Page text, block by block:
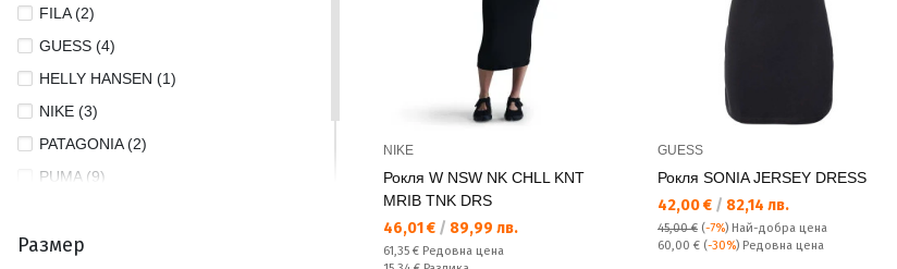
FILA (2)
GUESS (4)
HELLY HANSEN (1)
NIKE (3)
PATAGONIA (2)
PUMA (9)
TOMMY JEANS (1)
Размер
NIKE
Рокля W NSW NK CHLL KNT
MRIB TNK DRS
Текуща цена:
46,01 € / 89,99 лв.
Редовна цена:
61,35 € Редовна цена
GUESS
Рокля SONIA JERSEY DRESS
Текуща цена:
42,00 € / 82,14 лв.
45,00 € (-7%) Най-добра цена
Редовна цена:
60,00 € (-30%) Редовна цена